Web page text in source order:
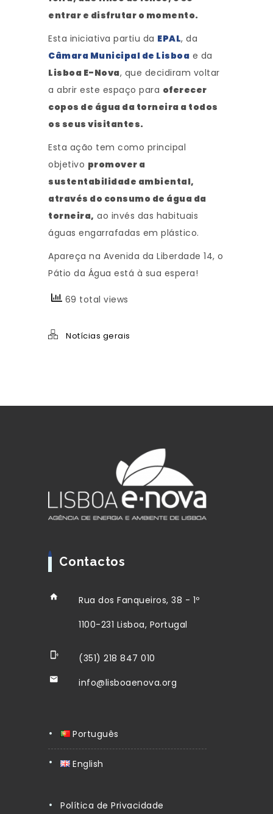
entrar e disfrutar o momento.
Esta iniciativa partiu da EPAL, da
Câmara Municipal de Lisboa e da
Lisboa E-Nova, que decidiram voltar
a abrir este espaço para oferecer
copos de água da torneira a todos
os seus visitantes.
Esta ação tem como principal
objetivo promover a
sustentabilidade ambiental,
através do consumo de água da
torneira, ao invés das habituais
águas engarrafadas em plástico.
Apareça na Avenida da Liberdade 14, o
Pátio da Água está à sua espera!
69 total views
Notícias gerais
Contactos
Rua dos Fanqueiros, 38 - 1º
1100-231 Lisboa, Portugal
(351) 218 847 010
info@lisboaenova.org
Português
English
Política de Privacidade